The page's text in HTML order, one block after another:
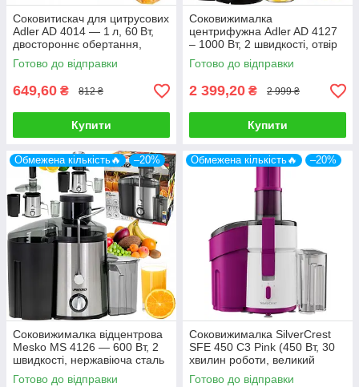
Соковитискач для цитрусових
Adler AD 4014 — 1 л, 60 Вт,
двостороннє обертання,
регулювання м'якоті, білий
Готово до відправки
649,60 ₴ 812 ₴
Купити
Соковижималка
центрифужна Adler AD 4127
– 1000 Вт, 2 швидкості, отвір
75 мм, резервуар 1 л
Готово до відправки
2 399,20 ₴ 2 999 ₴
Купити
Обмежена кількість🔥 –20%
Соковижималка відцентрова
Mesko MS 4126 — 600 Вт, 2
швидкості, нержавіюча сталь
Готово до відправки
Обмежена кількість🔥 –20%
Соковижималка SilverCrest
SFE 450 C3 Pink (450 Вт, 30
хвилин роботи, великий
завантажувальний отвір)
Готово до відправки